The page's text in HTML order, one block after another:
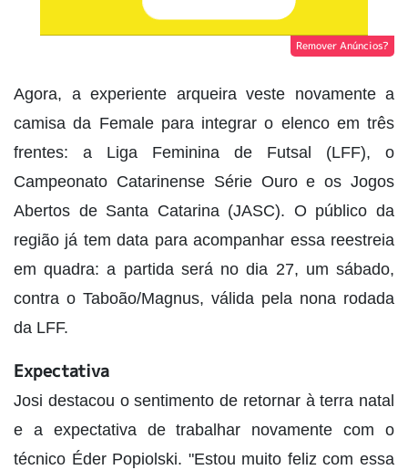
Remover Anúncios?
Agora, a experiente arqueira veste novamente a
camisa da Female para integrar o elenco em três
frentes: a Liga Feminina de Futsal (LFF), o
Campeonato Catarinense Série Ouro e os Jogos
Abertos de Santa Catarina (JASC). O público da
região já tem data para acompanhar essa reestreia
em quadra: a partida será no dia 27, um sábado,
contra o Taboão/Magnus, válida pela nona rodada
da LFF.
Expectativa
Josi destacou o sentimento de retornar à terra natal
e a expectativa de trabalhar novamente com o
técnico Éder Popiolski. "Estou muito feliz com essa